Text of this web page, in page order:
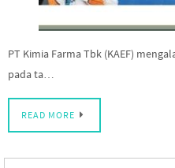
PT Kimia Farma Tbk (KAEF)
pada ta…
READ MORE